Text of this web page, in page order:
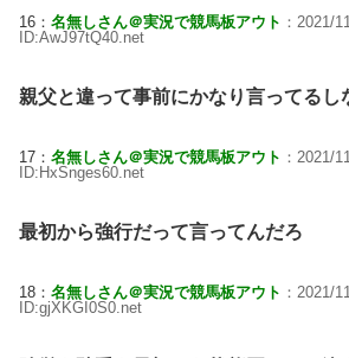
16： 名無しさん＠実況で競馬板アウト ：2021/
ID:AwJ97tQ40.net
親父と違って事前にかなり言ってるし
17： 名無しさん＠実況で競馬板アウト ：2021/
ID:HxSnges60.net
最初から強行だって言ってんだろ
18： 名無しさん＠実況で競馬板アウト ：2021/
ID:gjXKGI0S0.net